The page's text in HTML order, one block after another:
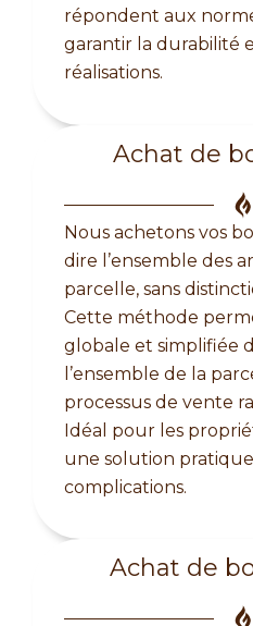
répondent aux
garantir la durabilité
réalisations.
Achat de
Nous achetons vos
dire l’ensemble des
parcelle, sans
Cette méthode
globale et simplifiée
l’ensemble de la
processus de vente
Idéal pour les
une solution
complications.
Achat de